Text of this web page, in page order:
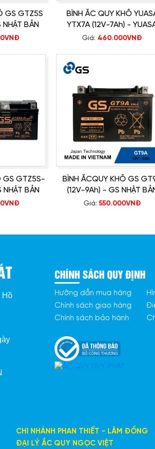
JUPITER MX, GRAVITA
LIMITED, MIO, MIO ULTIMO
ANGELA...
thước và thông số kỹ thuật
bình của Duy Phát Battery
động.
không hiển thị.
ắc quy cũ với giá 30.000
chính hãng, áp dụng với
phù hợp cho các dòng
giá tốt, sản phẩm chất
bán về các lỗi do nhà
GS GTZ5S
BẢN
BÌNH ẮC QUY KHÔ
YTX7A (12V-7Ah) -
CHÍNH HÃNG
Giá: 460.000VNĐ
GS GTZ5S-
BẢN
BÌNH ẮCQUY KHÔ GS
(12V-9Ah) - GS NHẬT
Giá: 550.000VNĐ
Hồ
CHÍNH SÁCH QUY ĐỊNH
Hưỡng dẫn mua hàng
Chính sách giao hàng
Chính sách bảo hành
CHI NHÁNH PHAN THIẾT - LÂM ĐỒNG
ĐẠI LÝ ẮC QUY NGỌC VIỆT